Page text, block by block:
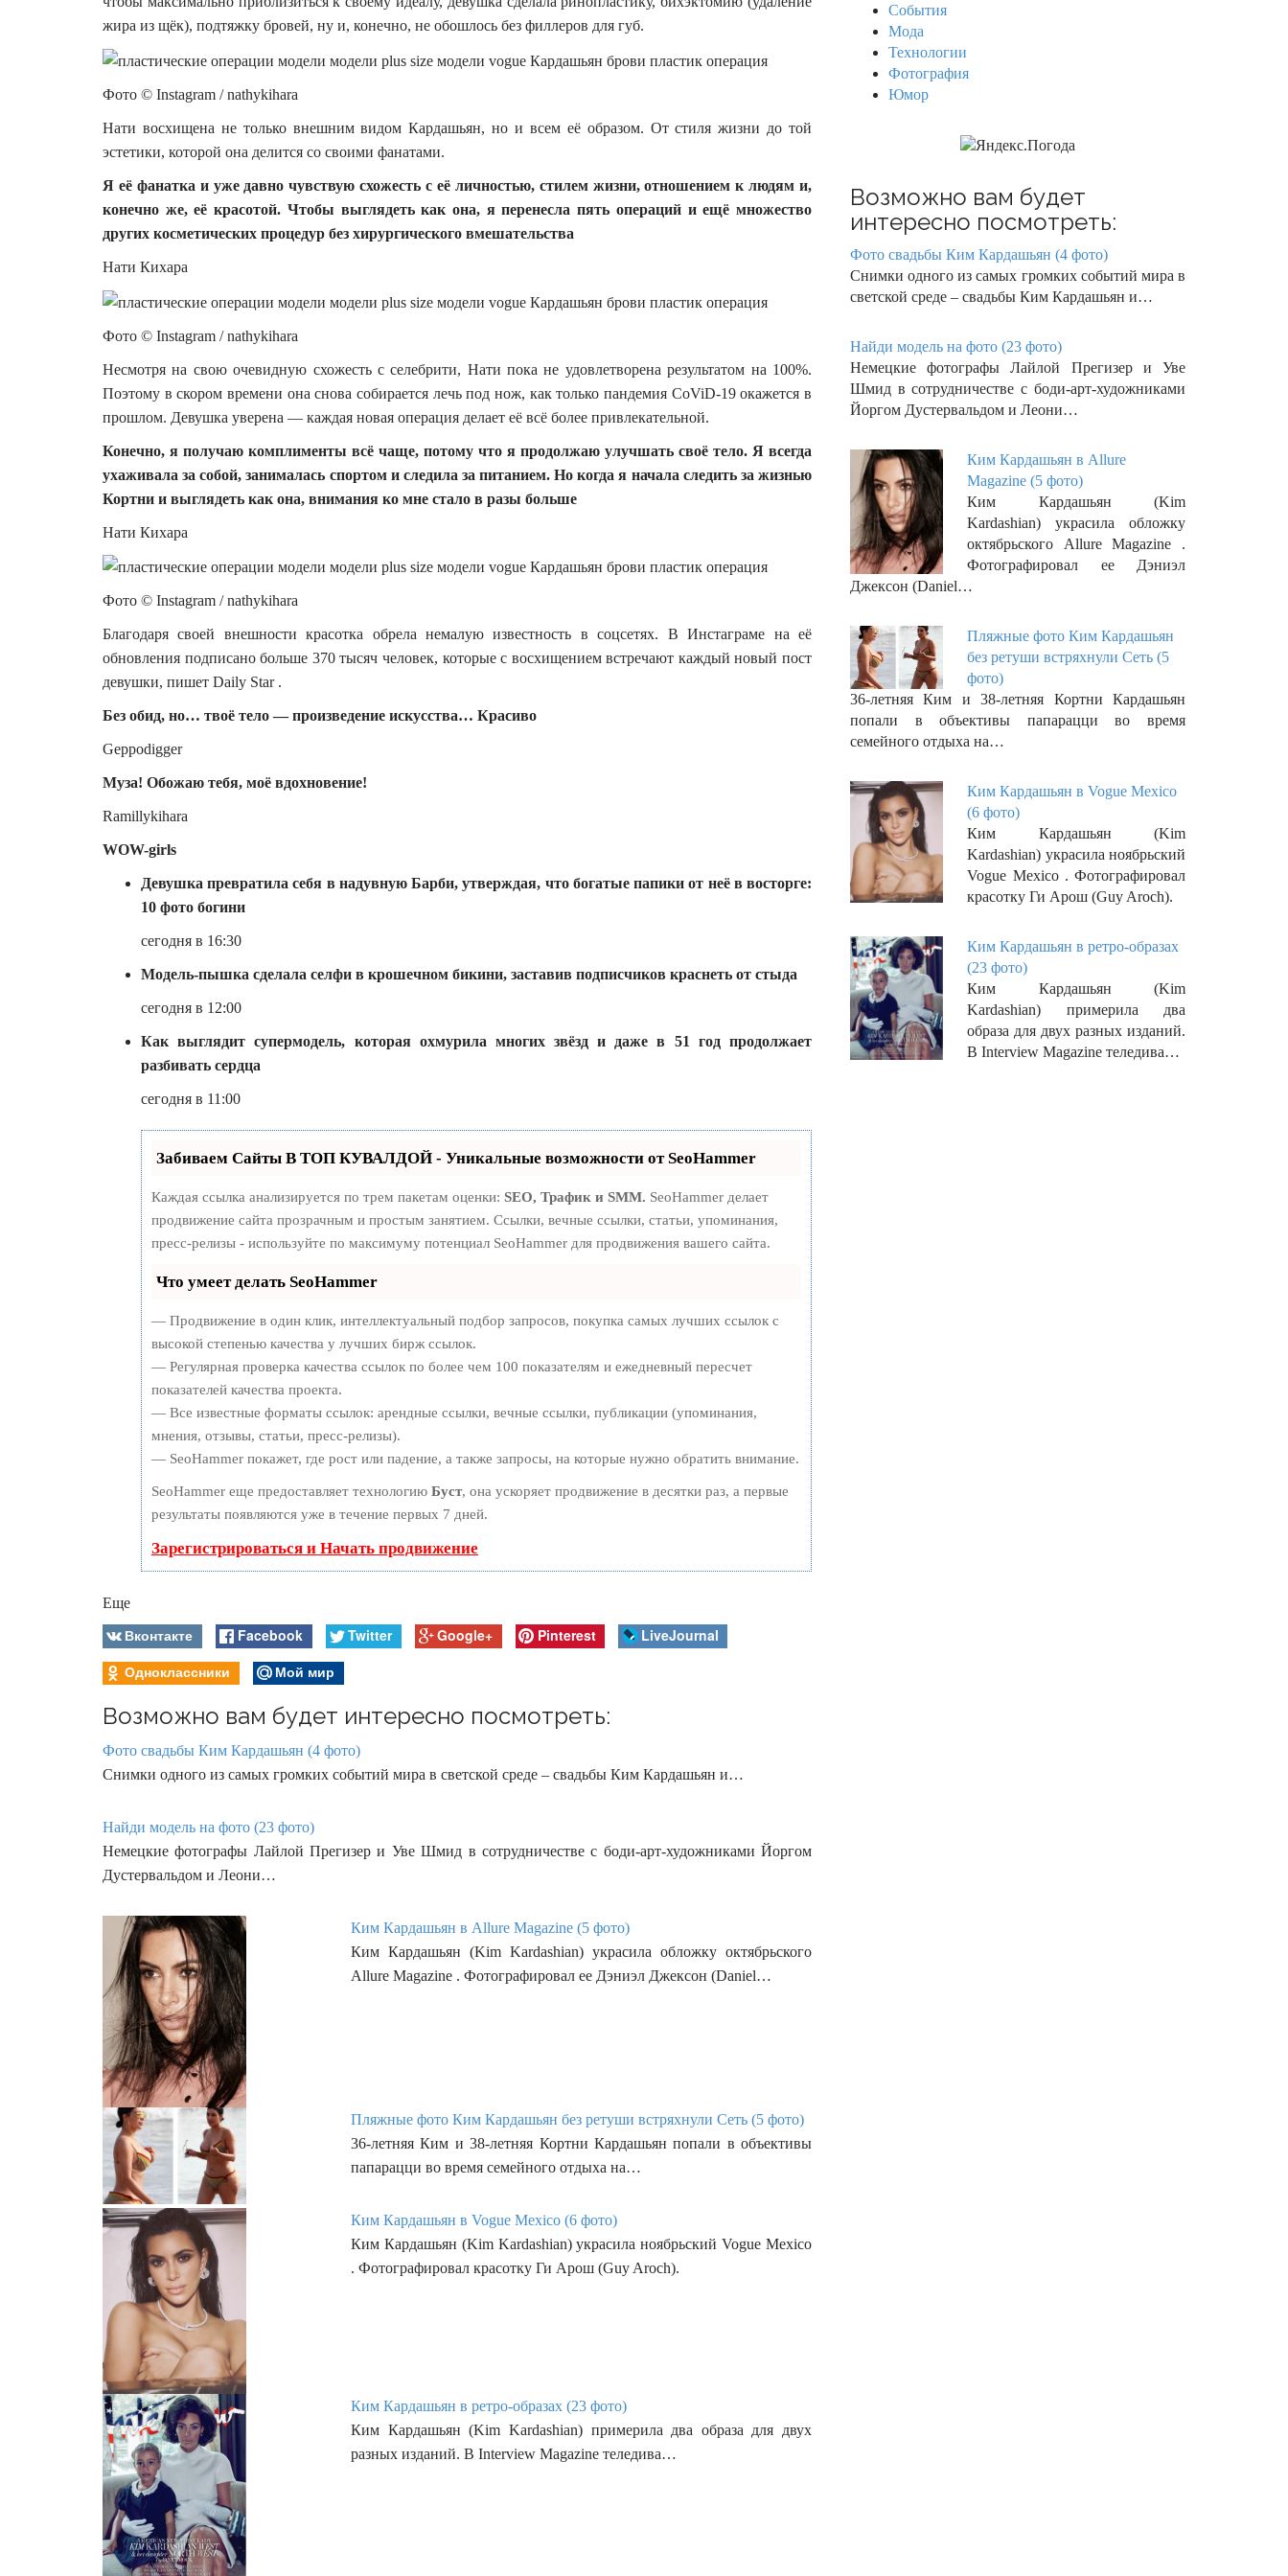
жира из щёк), подтяжку бровей, ну и, конечно, не обошлось без филлеров для губ.
Фото © Instagram / nathykihara
Нати восхищена не только внешним видом Кардашьян, но и всем её образом. От стиля жизни до той
эстетики, которой она делится со своими фанатами.
Я её фанатка и уже давно чувствую схожесть с её личностью, стилем жизни, отношением к людям и,
конечно же, её красотой. Чтобы выглядеть как она, я перенесла пять операций и ещё множество
других косметических процедур без хирургического вмешательства
Нати Кихара
Фото © Instagram / nathykihara
Несмотря на свою очевидную схожесть с селебрити, Нати пока не удовлетворена результатом на 100%.
Поэтому в скором времени она снова собирается лечь под нож, как только пандемия CoViD-19 окажется в
прошлом. Девушка уверена — каждая новая операция делает её всё более привлекательной.
Конечно, я получаю комплименты всё чаще, потому что я продолжаю улучшать своё тело. Я всегда
ухаживала за собой, занималась спортом и следила за питанием. Но когда я начала следить за жизнью
Кортни и выглядеть как она, внимания ко мне стало в разы больше
Нати Кихара
Фото © Instagram / nathykihara
Благодаря своей внешности красотка обрела немалую известность в соцсетях. В Инстаграме на её
обновления подписано больше 370 тысяч человек, которые с восхищением встречают каждый новый пост
девушки, пишет Daily Star .
Без обид, но… твоё тело — произведение искусства… Красиво
Geppodigger
Муза! Обожаю тебя, моё вдохновение!
Ramillykihara
WOW-girls
Девушка превратила себя в надувную Барби, утверждая, что богатые папики от неё в восторге:
10 фото богини
сегодня в 16:30
Модель-пышка сделала селфи в крошечном бикини, заставив подписчиков краснеть от стыда
сегодня в 12:00
Как выглядит супермодель, которая охмурила многих звёзд и даже в 51 год продолжает
разбивать сердца
сегодня в 11:00
Забиваем Сайты В ТОП КУВАЛДОЙ - Уникальные возможности от SeoHammer
Каждая ссылка анализируется по трем пакетам оценки: SEO, Трафик и SMM. SeoHammer делает
продвижение сайта прозрачным и простым занятием. Ссылки, вечные ссылки, статьи, упоминания,
пресс-релизы - используйте по максимуму потенциал SeoHammer для продвижения вашего сайта.
Что умеет делать SeoHammer
— Продвижение в один клик, интеллектуальный подбор запросов, покупка самых лучших ссылок с
высокой степенью качества у лучших бирж ссылок.
— Регулярная проверка качества ссылок по более чем 100 показателям и ежедневный пересчет
показателей качества проекта.
— Все известные форматы ссылок: арендные ссылки, вечные ссылки, публикации (упоминания,
мнения, отзывы, статьи, пресс-релизы).
— SeoHammer покажет, где рост или падение, а также запросы, на которые нужно обратить внимание.
SeoHammer еще предоставляет технологию Буст, она ускоряет продвижение в десятки раз, а первые
результаты появляются уже в течение первых 7 дней.
Зарегистрироваться и Начать продвижение
Еще
Вконтакте Facebook Twitter Google+ Pinterest
LiveJournal
Одноклассники
Мой мир
Возможно вам будет интересно посмотреть:
Фото свадьбы Ким Кардашьян (4 фото)
Снимки одного из самых громких событий мира в светской среде – свадьбы Ким Кардашьян и…
Найди модель на фото (23 фото)
Немецкие фотографы Лайлой Прегизер и Уве Шмид в сотрудничестве с боди-арт-художниками Йоргом
Дустервальдом и Леони…
Ким Кардашьян в Allure Magazine (5 фото)
Ким Кардашьян (Kim Kardashian) украсила обложку октябрьского
Allure Magazine . Фотографировал ее Дэниэл Джексон (Daniel…
Пляжные фото Ким Кардашьян без ретуши встряхнули Сеть (5 фото)
36-летняя Ким и 38-летняя Кортни Кардашьян попали в объективы
папарацци во время семейного отдыха на…
Ким Кардашьян в Vogue Mexico (6 фото)
Ким Кардашьян (Kim Kardashian) украсила ноябрьский Vogue Mexico
. Фотографировал красотку Ги Арош (Guy Aroch).
Ким Кардашьян в ретро-образах (23 фото)
Ким Кардашьян (Kim Kardashian) примерила два образа для двух
разных изданий. В Interview Magazine теледива…
События
Мода
Технологии
Фотография
Юмор
Возможно вам будет
интересно посмотреть:
Фото свадьбы Ким Кардашьян (4 фото)
Снимки одного из самых громких событий мира в
светской среде – свадьбы Ким Кардашьян и…
Найди модель на фото (23 фото)
Немецкие фотографы Лайлой Прегизер и Уве
Шмид в сотрудничестве с боди-арт-художниками
Йоргом Дустервальдом и Леони…
Ким Кардашьян в Allure
Magazine (5 фото)
Ким Кардашьян (Kim
Kardashian) украсила обложку
октябрьского Allure Magazine .
Фотографировал ее Дэниэл
Джексон (Daniel…
Пляжные фото Ким Кардашьян
без ретуши встряхнули Сеть (5
фото)
36-летняя Ким и 38-летняя Кортни Кардашьян
попали в объективы папарацци во время
семейного отдыха на…
Ким Кардашьян в Vogue Mexico
(6 фото)
Ким Кардашьян (Kim
Kardashian) украсила ноябрьский
Vogue Mexico . Фотографировал
красотку Ги Арош (Guy Aroch).
Ким Кардашьян в ретро-образах
(23 фото)
Ким Кардашьян (Kim
Kardashian) примерила два
образа для двух разных изданий.
В Interview Magazine теледива…